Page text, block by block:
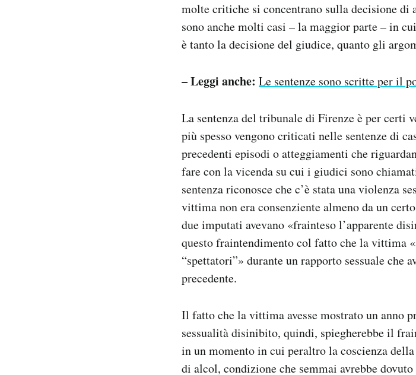
molte critiche si concentrano sulla decisione di
sono anche molti casi – la maggior parte – in
è tanto la decisione del giudice, quanto gli
– Leggi anche: Le sentenze sono scritte per il
La sentenza del tribunale di Firenze è per certi
più spesso vengono criticati nelle sentenze di
precedenti episodi o atteggiamenti che
fare con la vicenda su cui i giudici sono
sentenza riconosce che c’è stata una violenza
vittima non era consenziente almeno da un
due imputati avevano «frainteso l’apparente
questo fraintendimento col fatto che la vittima
“spettatori”» durante un rapporto sessuale che
precedente.
Il fatto che la vittima avesse mostrato un anno
sessualità disinibito, quindi, spiegherebbe il
in un momento in cui peraltro la coscienza
di alcol, condizione che semmai avrebbe